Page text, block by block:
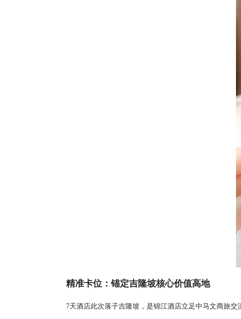
精准卡位：锚定吉隆坡核心价值高地
7天酒店此次落子吉隆坡，是锦江酒店立足中马文商旅交